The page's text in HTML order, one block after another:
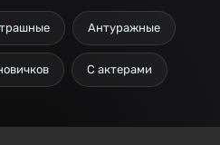
Антуражные
С актерами